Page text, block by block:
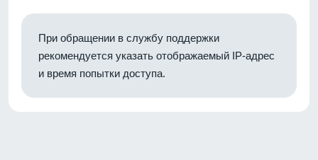
При обращении в службу поддержки
рекомендуется указать отображаемый IP-адрес
и время попытки доступа.